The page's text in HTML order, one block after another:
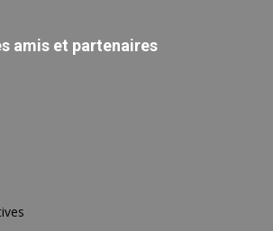
amis et partenaires